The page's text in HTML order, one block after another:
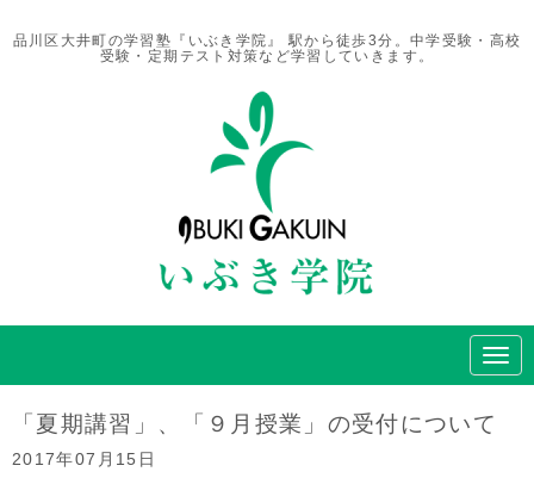
品川区大井町の学習塾『いぶき学院』 駅から徒歩3分。中学受験・高校
受験・定期テスト対策など学習していきます。
N
a
「夏期講習」、「９月授業」の受付について
2017年07月15日